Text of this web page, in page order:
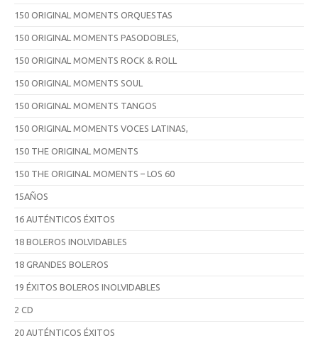
150 ORIGINAL MOMENTS ORQUESTAS
150 ORIGINAL MOMENTS PASODOBLES,
150 ORIGINAL MOMENTS ROCK & ROLL
150 ORIGINAL MOMENTS SOUL
150 ORIGINAL MOMENTS TANGOS
150 ORIGINAL MOMENTS VOCES LATINAS,
150 THE ORIGINAL MOMENTS
150 THE ORIGINAL MOMENTS – LOS 60
15AÑOS
16 AUTÉNTICOS ÉXITOS
18 BOLEROS INOLVIDABLES
18 GRANDES BOLEROS
19 ÉXITOS BOLEROS INOLVIDABLES
2 CD
20 AUTÉNTICOS ÉXITOS